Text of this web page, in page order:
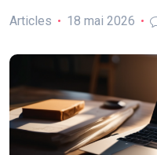
Articles 18 mai 2026